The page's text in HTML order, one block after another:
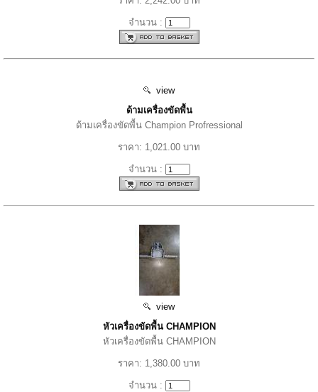
จำนวน :
view
ด้ามเครื่องขัดพื้น
ด้ามเครื่องขัดพื้น Champion Profressional
ราคา: 1,021.00 บาท
จำนวน :
view
หัวเครื่องขัดพื้น CHAMPION
หัวเครื่องขัดพื้น CHAMPION
ราคา: 1,380.00 บาท
จำนวน :